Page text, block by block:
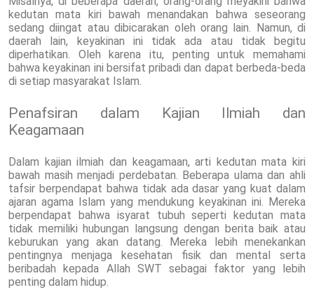
kedutan mata kiri bawah menandakan bahwa seseorang
sedang diingat atau dibicarakan oleh orang lain. Namun, di
daerah lain, keyakinan ini tidak ada atau tidak begitu
diperhatikan. Oleh karena itu, penting untuk memahami
bahwa keyakinan ini bersifat pribadi dan dapat berbeda-beda
di setiap masyarakat Islam.
Penafsiran dalam Kajian Ilmiah dan
Keagamaan
Dalam kajian ilmiah dan keagamaan, arti kedutan mata kiri
bawah masih menjadi perdebatan. Beberapa ulama dan ahli
tafsir berpendapat bahwa tidak ada dasar yang kuat dalam
ajaran agama Islam yang mendukung keyakinan ini. Mereka
berpendapat bahwa isyarat tubuh seperti kedutan mata
tidak memiliki hubungan langsung dengan berita baik atau
keburukan yang akan datang. Mereka lebih menekankan
pentingnya menjaga kesehatan fisik dan mental serta
beribadah kepada Allah SWT sebagai faktor yang lebih
penting dalam hidup.